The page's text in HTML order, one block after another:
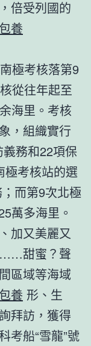
倍受列國的
包養
極考核落第9
從往年起至
海里。考核
，組織實行
務和22項保
極考核站的選
而第9次北極
萬多海里。
加又美麗又
甜蜜？聲
區域等海域
包養 形、生
拜訪，獲得
考船“雪龍”號